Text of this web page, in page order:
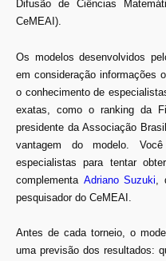
Difusão de Ciências
CeMEAI).
Os modelos desenvolvidos
em consideração informações
o conhecimento de
exatas, como o ranking da
presidente da Associação
vantagem do modelo.
especialistas para tentar
complementa Adriano Suzuki
pesquisador do CeMEAI.
Antes de cada torneio, o
uma previsão dos resultados: